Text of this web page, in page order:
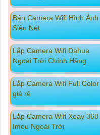
Bán Camera Wifi Hình Ảnh
Siêu Nét
Lắp Camera Wifi Dahua
Ngoài Trời Chính Hãng
Lắp Camera Wifi Full Color
giá rẻ
Lắp Camera Wifi Xoay 360
Imou Ngoài Trời